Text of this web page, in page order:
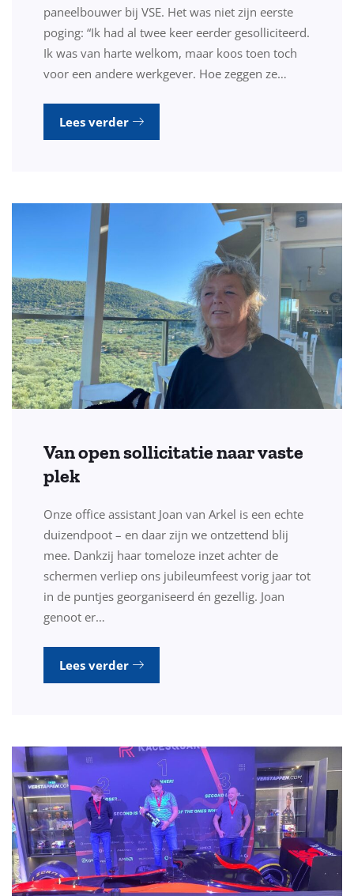
paneelbouwer bij VSE. Het was niet zijn eerste
poging: “Ik had al twee keer eerder gesolliciteerd.
Ik was van harte welkom, maar koos toen toch
voor een andere werkgever. Hoe zeggen ze…
Lees verder
Van open sollicitatie naar vaste
plek
Onze office assistant Joan van Arkel is een echte
duizendpoot – en daar zijn we ontzettend blij
mee. Dankzij haar tomeloze inzet achter de
schermen verliep ons jubileumfeest vorig jaar tot
in de puntjes georganiseerd én gezellig. Joan
genoot er…
Lees verder